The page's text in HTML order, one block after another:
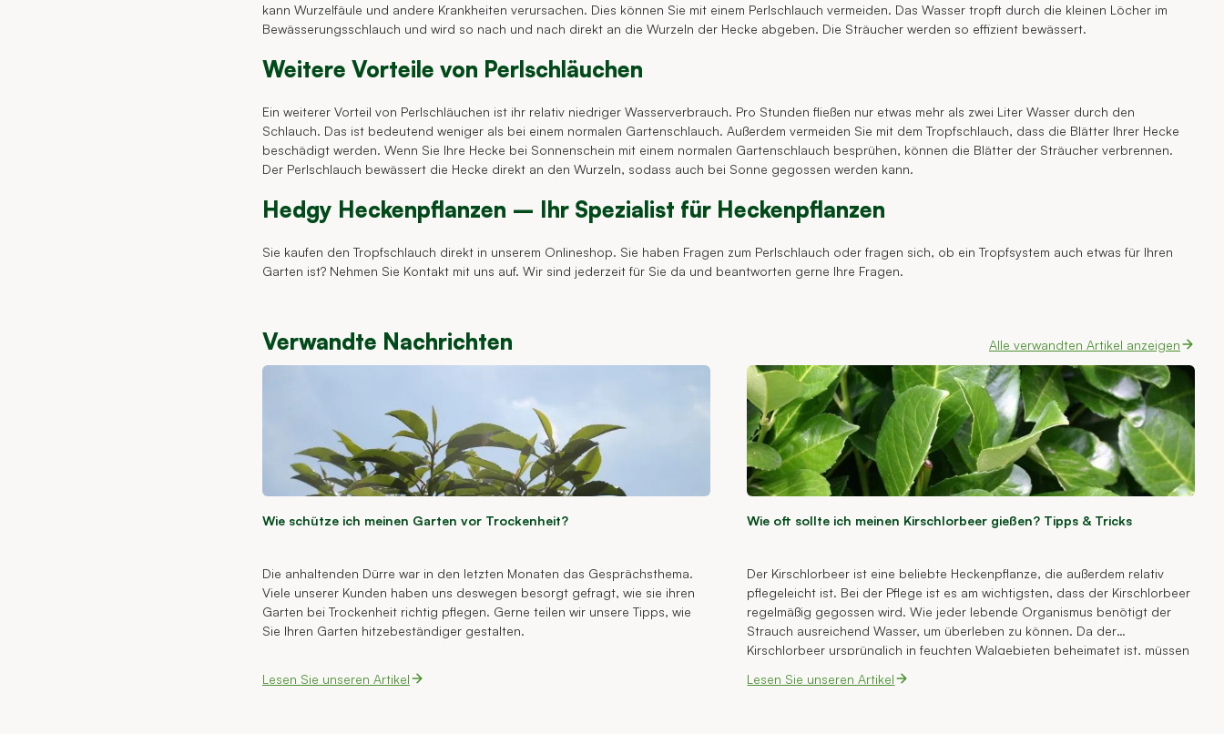
kann Wurzelfäule und andere Krankheiten verursachen. Dies können Sie mit einem Perlschlauch vermeiden. Das Wasser tropft durch die kleinen Löcher im
Bewässerungsschlauch und wird so nach und nach direkt an die Wurzeln der Hecke abgeben. Die Sträucher werden so effizient bewässert.
Weitere Vorteile von Perlschläuchen
Ein weiterer Vorteil von Perlschläuchen ist ihr relativ niedriger Wasserverbrauch. Pro Stunden fließen nur etwas mehr als zwei Liter Wasser durch den
Schlauch. Das ist bedeutend weniger als bei einem normalen Gartenschlauch. Außerdem vermeiden Sie mit dem Tropfschlauch, dass die Blätter Ihrer Hecke
beschädigt werden. Wenn Sie Ihre Hecke bei Sonnenschein mit einem normalen Gartenschlauch besprühen, können die Blätter der Sträucher verbrennen.
Der Perlschlauch bewässert die Hecke direkt an den Wurzeln, sodass auch bei Sonne gegossen werden kann.
Hedgy Heckenpflanzen – Ihr Spezialist für Heckenpflanzen
Sie kaufen den Tropfschlauch direkt in unserem Onlineshop. Sie haben Fragen zum Perlschlauch oder fragen sich, ob ein Tropfsystem auch etwas für Ihren
Garten ist? Nehmen Sie Kontakt mit uns auf. Wir sind jederzeit für Sie da und beantworten gerne Ihre Fragen.
Verwandte Nachrichten Alle verwandten Artikel anzeigen
Wie schütze ich meinen Garten vor Trockenheit?
Die anhaltenden Dürre war in den letzten Monaten das Gesprächsthema.
Viele unserer Kunden haben uns deswegen besorgt gefragt, wie sie ihren
Garten bei Trockenheit richtig pflegen. Gerne teilen wir unsere Tipps, wie
Sie Ihren Garten hitzebeständiger gestalten.
Lesen Sie unseren Artikel
Wie oft sollte ich meinen Kirschlorbeer gießen? Tipps & Tricks
Der Kirschlorbeer ist eine beliebte Heckenpflanze, die außerdem relativ
pflegeleicht ist. Bei der Pflege ist es am wichtigsten, dass der Kirschlorbeer
regelmäßig gegossen wird. Wie jeder lebende Organismus benötigt der
Strauch ausreichend Wasser, um überleben zu können. Da der
Kirschlorbeer ursprünglich in feuchten Walgebieten beheimatet ist, müssen
Ihnen Tipps, wie Sie Ihren Kirschlorbeer gießen.
Lesen Sie unseren Artikel